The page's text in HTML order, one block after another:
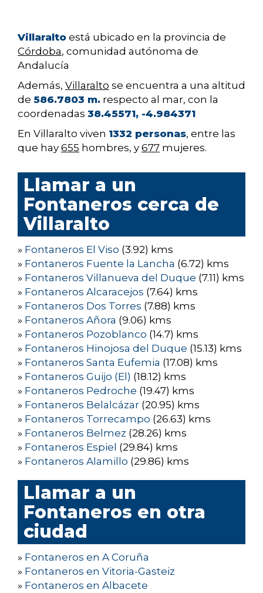
Villaralto está ubicado en la provincia de
Córdoba, comunidad autónoma de
Andalucía
Además, Villaralto se encuentra a una altitud
de 586.7803 m. respecto al mar, con la
coordenadas 38.45571, -4.984371
En Villaralto viven 1332 personas, entre las
que hay 655 hombres, y 677 mujeres.
Llamar a un
Fontaneros cerca de
Villaralto
» Fontaneros El Viso (3.92) kms
» Fontaneros Fuente la Lancha (6.72) kms
» Fontaneros Villanueva del Duque (7.11) kms
» Fontaneros Alcaracejos (7.64) kms
» Fontaneros Dos Torres (7.88) kms
» Fontaneros Añora (9.06) kms
» Fontaneros Pozoblanco (14.7) kms
» Fontaneros Hinojosa del Duque (15.13) kms
» Fontaneros Santa Eufemia (17.08) kms
» Fontaneros Guijo (El) (18.12) kms
» Fontaneros Pedroche (19.47) kms
» Fontaneros Belalcázar (20.95) kms
» Fontaneros Torrecampo (26.63) kms
» Fontaneros Belmez (28.26) kms
» Fontaneros Espiel (29.84) kms
» Fontaneros Alamillo (29.86) kms
Llamar a un
Fontaneros en otra
ciudad
» Fontaneros en A Coruña
» Fontaneros en Vitoria-Gasteiz
» Fontaneros en Albacete